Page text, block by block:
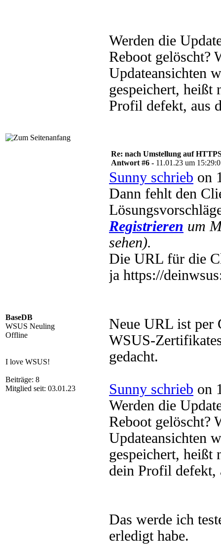
Werden die
Reboot gelöscht?
Updateansichten
gespeichert, heißt
Profil defekt, aus
BaseDB
WSUS Neuling
Offline
I love WSUS!
Beiträge: 8
Mitglied seit: 03.01.23
Re: nach Umstellung auf
Antwort #6 - 11.01.23 um
Sunny schrieb on
Dann fehlt den
Registrieren um
sehen).
Die URL für die
ja https://
Neue URL ist per
WSUS-
gedacht.
Sunny schrieb on
Werden die
Reboot gelöscht?
Updateansichten
gespeichert, heißt
dein Profil defekt,
Das werde ich
erledigt habe.